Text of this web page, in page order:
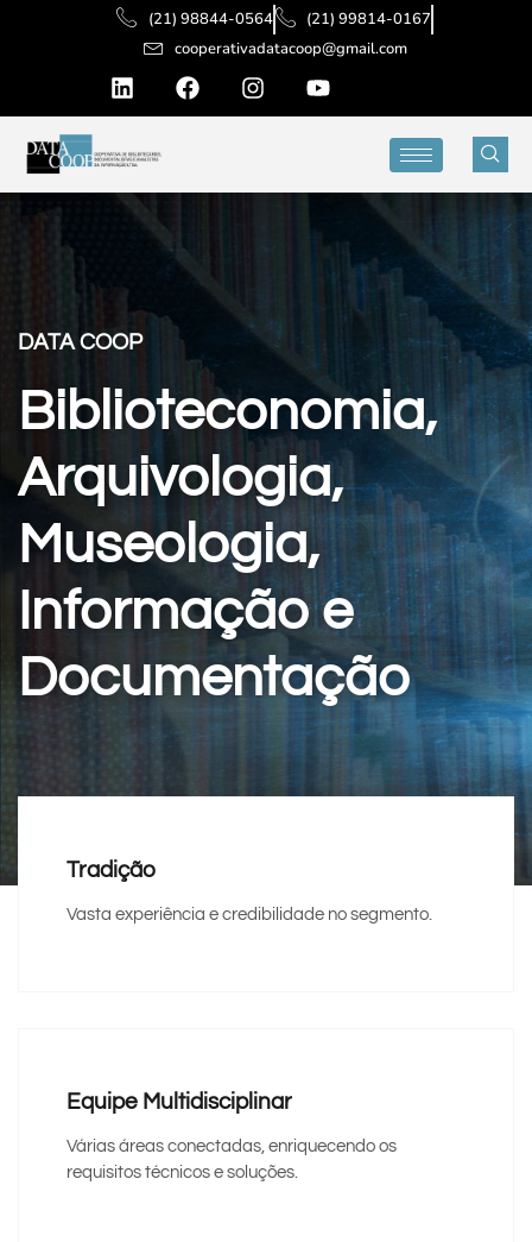
(21) 98844-0564
(21) 99814-0167
cooperativadatacoop@gmail.com
DATA COOP
Biblioteconomia,
Arquivologia,
Museologia,
Informação e
Documentação
Tradição
Vasta experiência e credibilidade no segmento.
Equipe Multidisciplinar
Várias áreas conectadas, enriquecendo os
requisitos técnicos e soluções.